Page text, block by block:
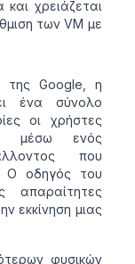
χρειάζεται
των VM με
της Google, η
ένα σύνολο
οι χρήστες
μέσω ενός
που
Ο οδηγός του
απαραίτητες
εκκίνηση μιας
φυσικών